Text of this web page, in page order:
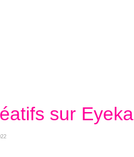
sur Eyeka